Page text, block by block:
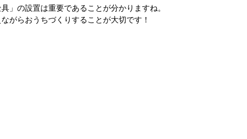
」の設置は重要であることが分かりますね。
がらおうちづくりすることが大切です！